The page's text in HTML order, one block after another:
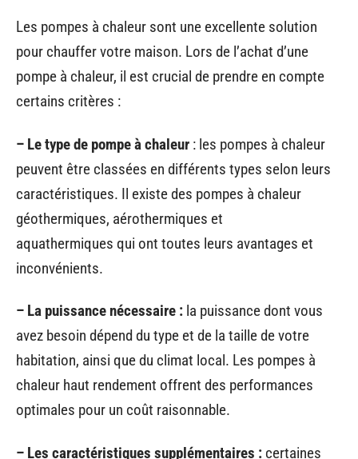
Les pompes à chaleur sont une excellente solution
pour chauffer votre maison. Lors de l’achat d’une
pompe à chaleur, il est crucial de prendre en compte
certains critères :
– Le type de pompe à chaleur : les pompes à chaleur
peuvent être classées en différents types selon leurs
caractéristiques. Il existe des pompes à chaleur
géothermiques, aérothermiques et
aquathermiques qui ont toutes leurs avantages et
inconvénients.
– La puissance nécessaire : la puissance dont vous
avez besoin dépend du type et de la taille de votre
habitation, ainsi que du climat local. Les pompes à
chaleur haut rendement offrent des performances
optimales pour un coût raisonnable.
– Les caractéristiques supplémentaires : certaines